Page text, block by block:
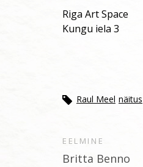
Riga Art Space
Kungu iela 3
Raul Meel näitus
EELMINE
Britta Benno